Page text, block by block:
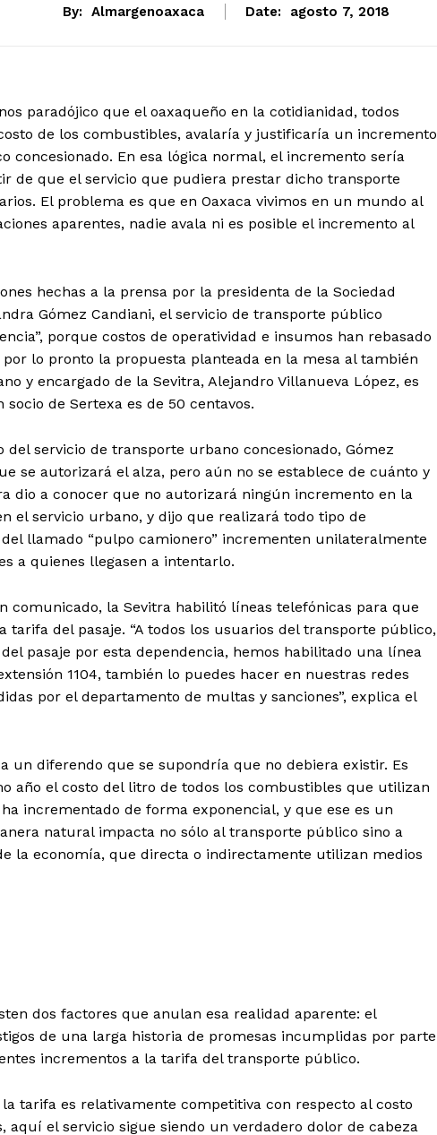
potencialmente enlazadas
By: Almargenoaxaca Date: agosto 7, 2018
paradójico que el oaxaqueño en la cotidianidad, todos
de los combustibles, avalaría y justificaría un incremento
concesionado. En esa lógica normal, el incremento sería
de que el servicio que pudiera prestar dicho transporte
El problema es que en Oaxaca vivimos en un mundo al
aparentes, nadie avala ni es posible el incremento al
hechas a la prensa por la presidenta de la Sociedad
Gómez Candiani, el servicio de transporte público
porque costos de operatividad e insumos han rebasado
lo pronto la propuesta planteada en la mesa al también
y encargado de la Sevitra, Alejandro Villanueva López, es
de Sertexa es de 50 centavos.
servicio de transporte urbano concesionado, Gómez
se autorizará el alza, pero aún no se establece de cuánto y
dio a conocer que no autorizará ningún incremento en la
el servicio urbano, y dijo que realizará todo tipo de
llamado “pulpo camionero” incrementen unilateralmente
a quienes llegasen a intentarlo.
comunicado, la Sevitra habilitó líneas telefónicas para que
del pasaje. “A todos los usuarios del transporte público,
pasaje por esta dependencia, hemos habilitado una línea
1104, también lo puedes hacer en nuestras redes
por el departamento de multas y sanciones”, explica el
un diferendo que se supondría que no debiera existir. Es
año el costo del litro de todos los combustibles que utilizan
incrementado de forma exponencial, y que ese es un
natural impacta no sólo al transporte público sino a
la economía, que directa o indirectamente utilizan medios
dos factores que anulan esa realidad aparente: el
de una larga historia de promesas incumplidas por parte
incrementos a la tarifa del transporte público.
tarifa es relativamente competitiva con respecto al costo
el servicio sigue siendo un verdadero dolor de cabeza